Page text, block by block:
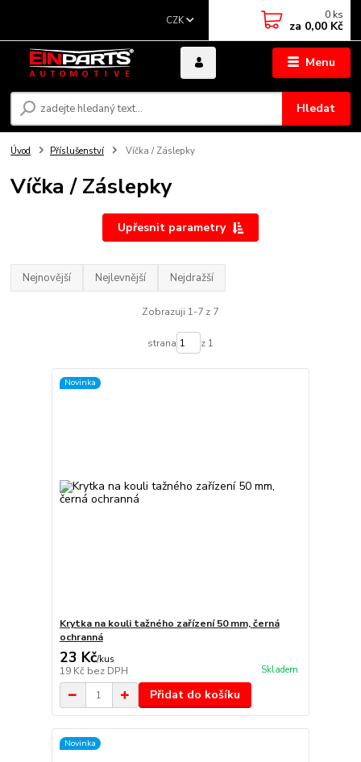
Menu
CZK
Hledat
0 ks
za 0,00 Kč
Úvod Příslušenství Víčka / Záslepky
Víčka / Záslepky
Upřesnit parametry
Nejnovější Nejlevnější Nejdražší
Zobrazuji 1-7 z 7
strana z 1
Novinka
Krytka na kouli tažného zařízení 50 mm, černá
ochranná
23 Kč/kus
19 Kč bez DPH Skladem
Přidat do košíku
Novinka